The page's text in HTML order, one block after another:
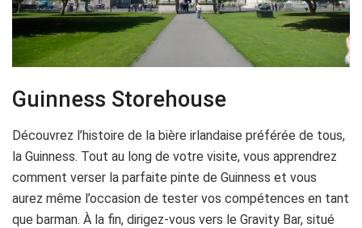
Guinness Storehouse
Découvrez l’histoire de la bière irlandaise préférée de tous,
la Guinness. Tout au long de votre visite, vous apprendrez
comment verser la parfaite pinte de Guinness et vous
aurez même l’occasion de tester vos compétences en tant
que barman. À la fin, dirigez-vous vers le Gravity Bar, situé